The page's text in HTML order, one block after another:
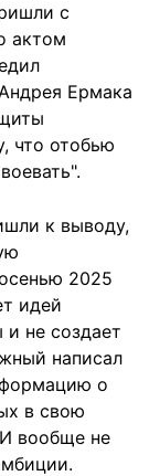
с
актом
Ермака
что отобью
к выводу,
2025
идей
не создает
написал
о
в свою
вообще не